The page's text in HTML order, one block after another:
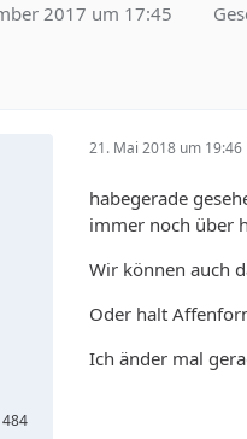
2017 um 17:45
484
21. Mai 2018 um 19:46
habegerade
immer noch über
Wir können auch
Oder halt
Ich änder mal